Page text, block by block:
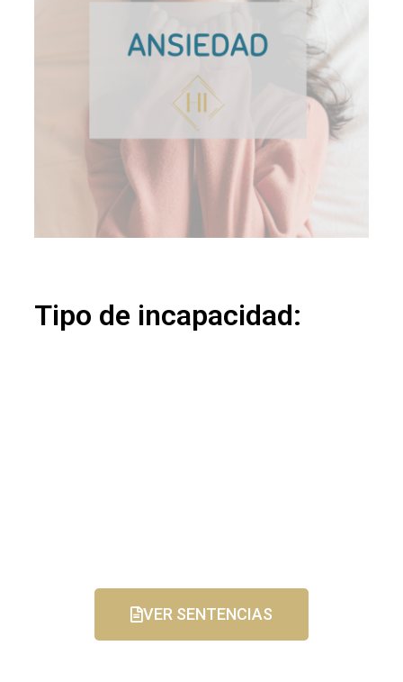
Tipo de incapacidad:
VER SENTENCIAS